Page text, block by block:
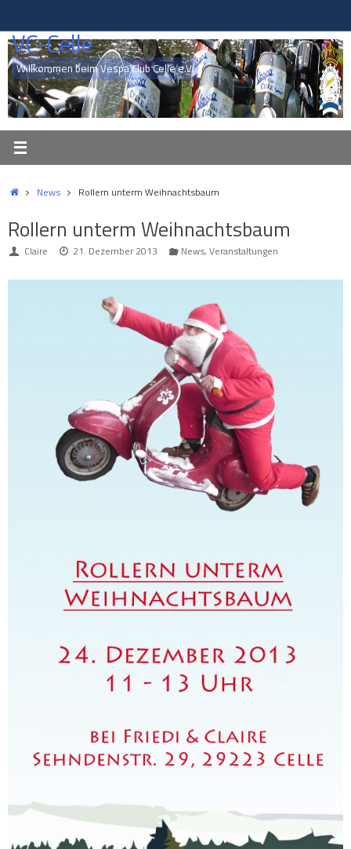
springen
VC-Celle
Willkommen beim Vespa Club Celle e.V.
StartNews Rollern unterm Weihnachtsbaum
Rollern unterm Weihnachtsbaum
Claire 21. Dezember 2013 News, Veranstaltungen